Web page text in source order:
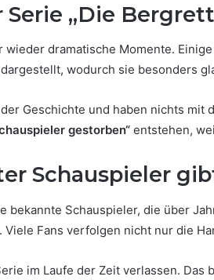
„Die
dramatische Momente.
wodurch sie besonders
Geschichte und haben nichts
gestorben“ entstehen,
Schauspieler
bekannte Schauspieler, die über
Fans verfolgen nicht nur die
im Laufe der Zeit verlassen.